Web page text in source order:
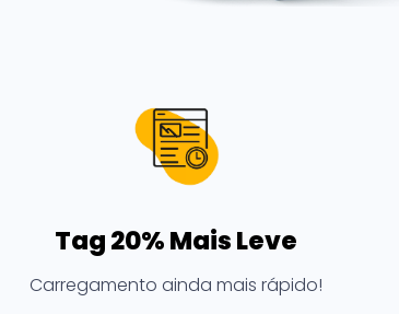
Tag 20% Mais Leve
Carregamento ainda mais rápido!